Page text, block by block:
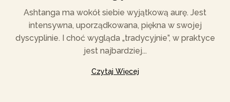
Ashtanga ma wokół siebie wyjątkową aurę. Jest
intensywna, uporządkowana, piękna w swojej
dyscyplinie. I choć wygląda „tradycyjnie”, w praktyce
jest najbardziej...
Czytaj Więcej